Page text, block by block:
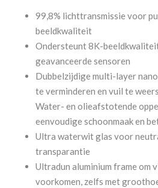
99,8% lichttransmissie voor
beeldkwaliteit
Ondersteunt 8K-
geavanceerde sensoren
Dubbelzijdige multi-layer
te verminderen en vuil te
Water- en olieafstotende
eenvoudige schoonmaak en
Ultra waterwit glas voor
transparantie
Ultradun aluminium frame om
voorkomen, zelfs met